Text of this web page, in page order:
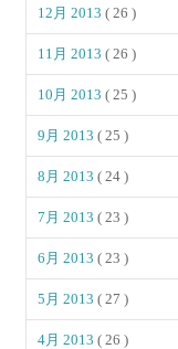
12月 2013( 26 )
11月 2013( 26 )
10月 2013( 25 )
9月 2013( 25 )
8月 2013( 24 )
7月 2013( 23 )
6月 2013( 23 )
5月 2013( 27 )
4月 2013( 26 )